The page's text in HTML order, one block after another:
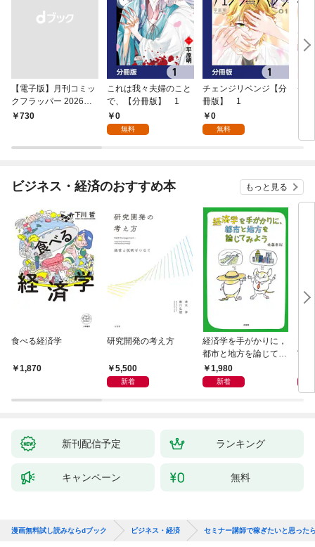
【電子版】月刊コミッ
クフラッパー 2026年9
月号
￥730
これは我々夫婦のこと
で、【分冊版】 1
0
無料
チェンジリベンジ【分
冊版】 1
0
無料
チ
ビジネス・経済のおすすめ本 もっと見る
食べる経済学
1,870
研究開発の考え方
5,500
新着
経済学を手がかりに，
都市と地方を論じてみ
よう1,980
新着
実
新刊配信予定 ランキング
キャンペーン 無料
漫画無料試し読みならdブック ビジネス・経済 セミナー講師で稼ぎたいと思った